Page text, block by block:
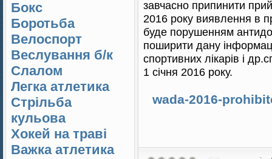
Бокс
Боротьба
Велоспорт
Веслування б/к
Cлалом
Легка атлетика
Стрільба
кульова
Хокей на траві
Важка атлетика
завчасно припинити
2016 року виявлення в
буде порушенням
поширити дану
спортивних лікарів і
1 січня 2016 року.
wada-2016-